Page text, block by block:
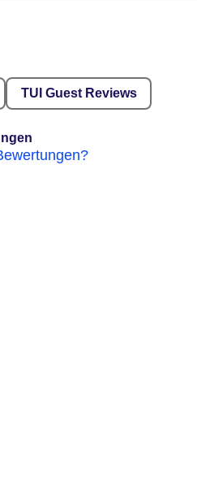
TUI Guest Reviews